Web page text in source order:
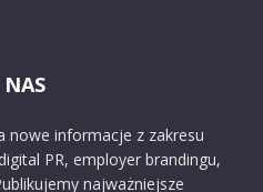
NAS
nowe informacje z zakresu
PR, employer brandingu,
najważniejsze